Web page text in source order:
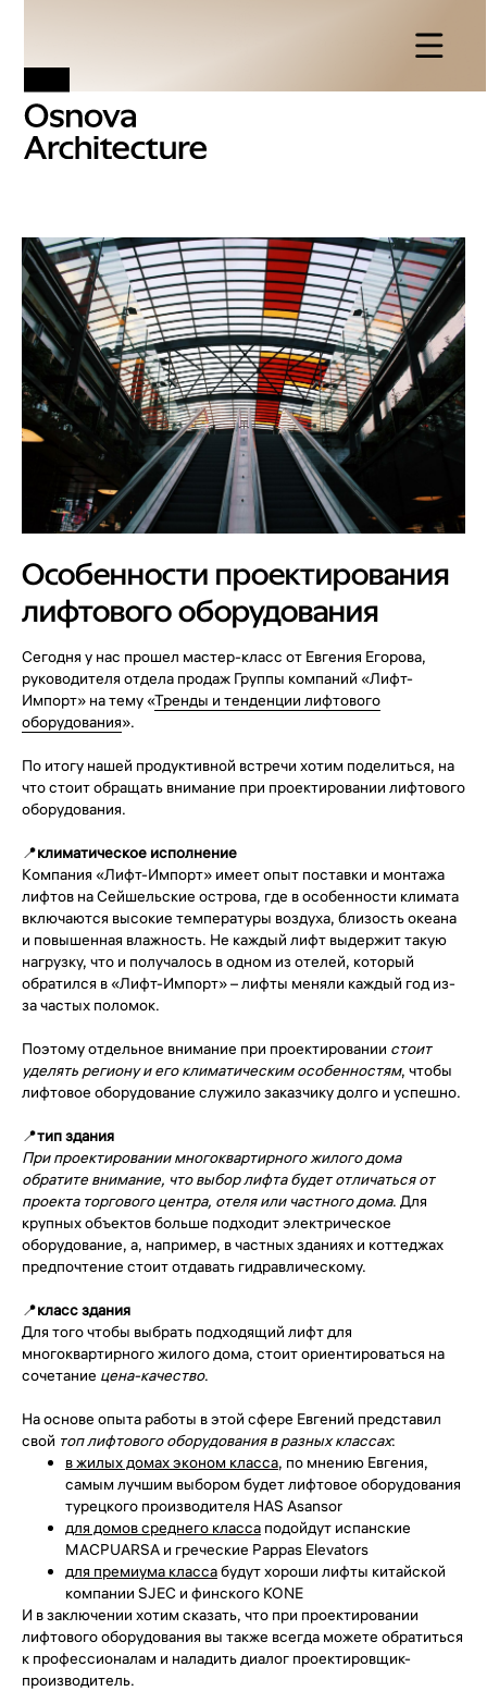
Особенности проектирования
лифтового оборудования
Сегодня у нас прошел мастер-класс от Евгения Егорова,
руководителя отдела продаж Группы компаний «Лифт-
Импорт» на тему «Тренды и тенденции лифтового
оборудования».
По итогу нашей продуктивной встречи хотим поделиться, на
что стоит обращать внимание при проектировании лифтового
оборудования.
📍климатическое исполнение
Компания «Лифт-Импорт» имеет опыт поставки и монтажа
лифтов на Сейшельские острова, где в особенности климата
включаются высокие температуры воздуха, близость океана
и повышенная влажность. Не каждый лифт выдержит такую
нагрузку, что и получалось в одном из отелей, который
обратился в «Лифт-Импорт» – лифты меняли каждый год из-
за частых поломок.
Поэтому отдельное внимание при проектировании стоит
уделять региону и его климатическим особенностям, чтобы
лифтовое оборудование служило заказчику долго и успешно.
📍тип здания
При проектировании многоквартирного жилого дома
обратите внимание, что выбор лифта будет отличаться от
проекта торгового центра, отеля или частного дома. Для
крупных объектов больше подходит электрическое
оборудование, а, например, в частных зданиях и коттеджах
предпочтение стоит отдавать гидравлическому.
📍класс здания
Для того чтобы выбрать подходящий лифт для
многоквартирного жилого дома, стоит ориентироваться на
сочетание цена-качество.
На основе опыта работы в этой сфере Евгений представил
свой топ лифтового оборудования в разных классах:
в жилых домах эконом класса, по мнению Евгения,
самым лучшим выбором будет лифтовое оборудования
турецкого производителя HAS Asansor
для домов среднего класса подойдут испанские
MACPUARSA и греческие Pappas Elevators
для премиума классабудут хороши лифты китайской
компании SJEC и финского KONE
И в заключении хотим сказать, что при проектировании
лифтового оборудования вы также всегда можете обратиться
к профессионалам и наладить диалог проектировщик-
производитель.